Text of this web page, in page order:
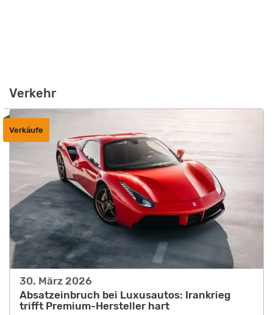
Verkehr
30. März 2026
Absatzeinbruch bei Luxusautos: Irankrieg
trifft Premium-Hersteller hart
Verkäufe